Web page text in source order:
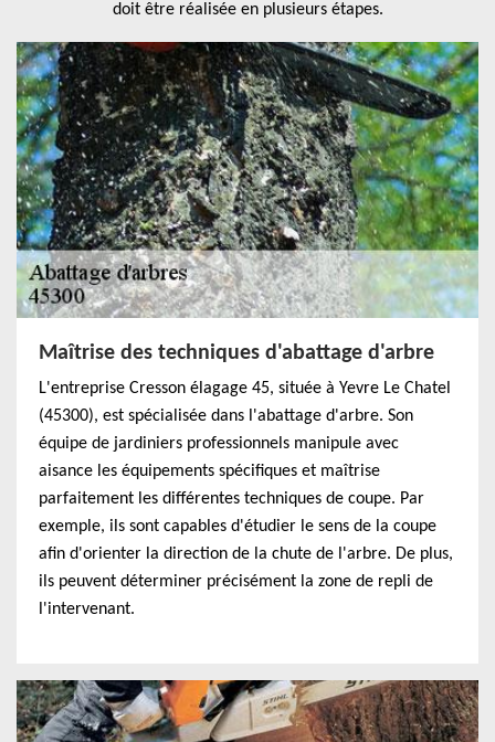
doit être réalisée en plusieurs étapes.
Maîtrise des techniques d'abattage d'arbre
L'entreprise Cresson élagage 45, située à Yevre Le Chatel
(45300), est spécialisée dans l'abattage d'arbre. Son
équipe de jardiniers professionnels manipule avec
aisance les équipements spécifiques et maîtrise
parfaitement les différentes techniques de coupe. Par
exemple, ils sont capables d'étudier le sens de la coupe
afin d'orienter la direction de la chute de l'arbre. De plus,
ils peuvent déterminer précisément la zone de repli de
l'intervenant.